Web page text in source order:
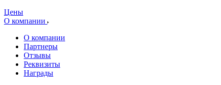
Цены
О компании
О компании
Партнеры
Отзывы
Реквизиты
Награды